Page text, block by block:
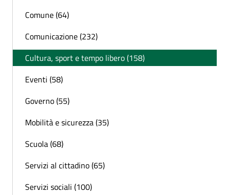
Comune (64)
Comunicazione (232)
Cultura, sport e tempo libero (158)
Eventi (58)
Governo (55)
Mobilità e sicurezza (35)
Scuola (68)
Servizi al cittadino (65)
Servizi sociali (100)